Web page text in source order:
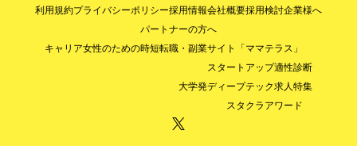
利用規約プライバシーポリシー採用情報会社概要採用検討企業様へ
パートナーの方へ
キャリア女性のための時短転職・副業サイト「ママテラス」
スタートアップ適性診断
大学発ディープテック求人特集
スタクラアワード